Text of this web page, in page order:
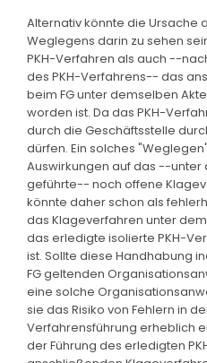
Alternativ könnte die Ursache
Weglegens darin zu sehen
PKH-Verfahren als auch --
des PKH-Verfahrens-- das
beim FG unter demselben
worden ist. Da das PKH-
durch die Geschäftsstelle
dürfen. Ein solches
Auswirkungen auf das --
geführte-- noch offene
könnte daher schon als
das Klageverfahren unter
das erledigte isolierte PKH-
ist. Sollte diese Handhabung
FG geltenden
eine solche
sie das Risiko von Fehlern in
Verfahrensführung erheblich
der Führung des erledigten